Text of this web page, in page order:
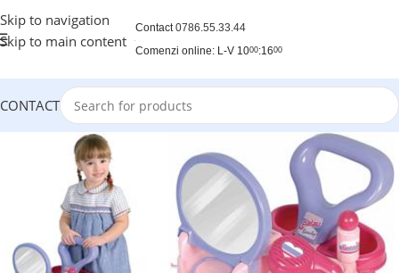
Skip to navigation
Skip to main content
Contact0786.55.33.44
Comenzi online: L-V 1000:1600
CONTACT